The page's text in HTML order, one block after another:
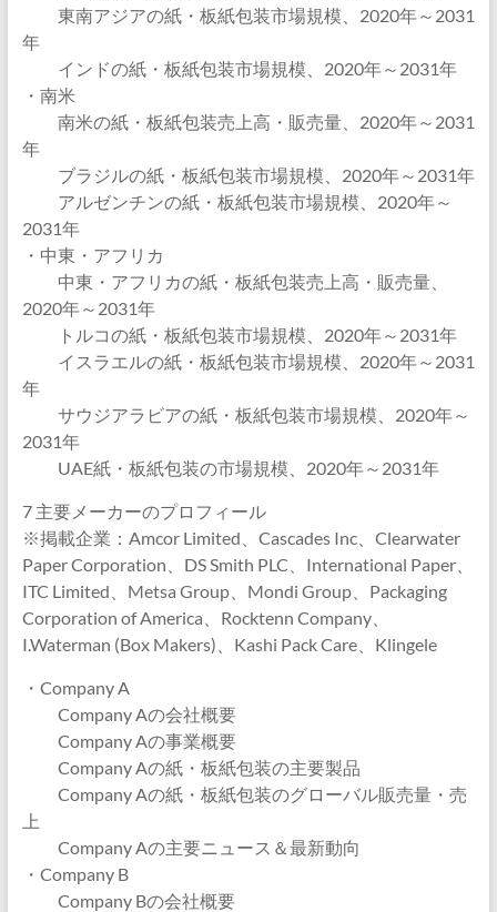
東南アジアの紙・板紙包装市場規模、2020年～2031
年
インドの紙・板紙包装市場規模、2020年～2031年
・南米
南米の紙・板紙包装売上高・販売量、2020年～2031
年
ブラジルの紙・板紙包装市場規模、2020年～2031年
アルゼンチンの紙・板紙包装市場規模、2020年～
2031年
・中東・アフリカ
中東・アフリカの紙・板紙包装売上高・販売量、
2020年～2031年
トルコの紙・板紙包装市場規模、2020年～2031年
イスラエルの紙・板紙包装市場規模、2020年～2031
年
サウジアラビアの紙・板紙包装市場規模、2020年～
2031年
UAE紙・板紙包装の市場規模、2020年～2031年
7 主要メーカーのプロフィール
※掲載企業：Amcor Limited、Cascades Inc、Clearwater
Paper Corporation、DS Smith PLC、International Paper、
ITC Limited、Metsa Group、Mondi Group、Packaging
Corporation of America、Rocktenn Company、
I.Waterman (Box Makers)、Kashi Pack Care、Klingele
・Company A
Company Aの会社概要
Company Aの事業概要
Company Aの紙・板紙包装の主要製品
Company Aの紙・板紙包装のグローバル販売量・売
上
Company Aの主要ニュース＆最新動向
・Company B
Company Bの会社概要